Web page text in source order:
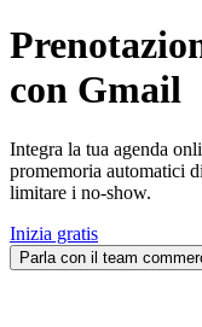
con Gmail
Integra la tua agenda
promemoria automatici
limitare i no-show.
Inizia gratis
Parla con il team